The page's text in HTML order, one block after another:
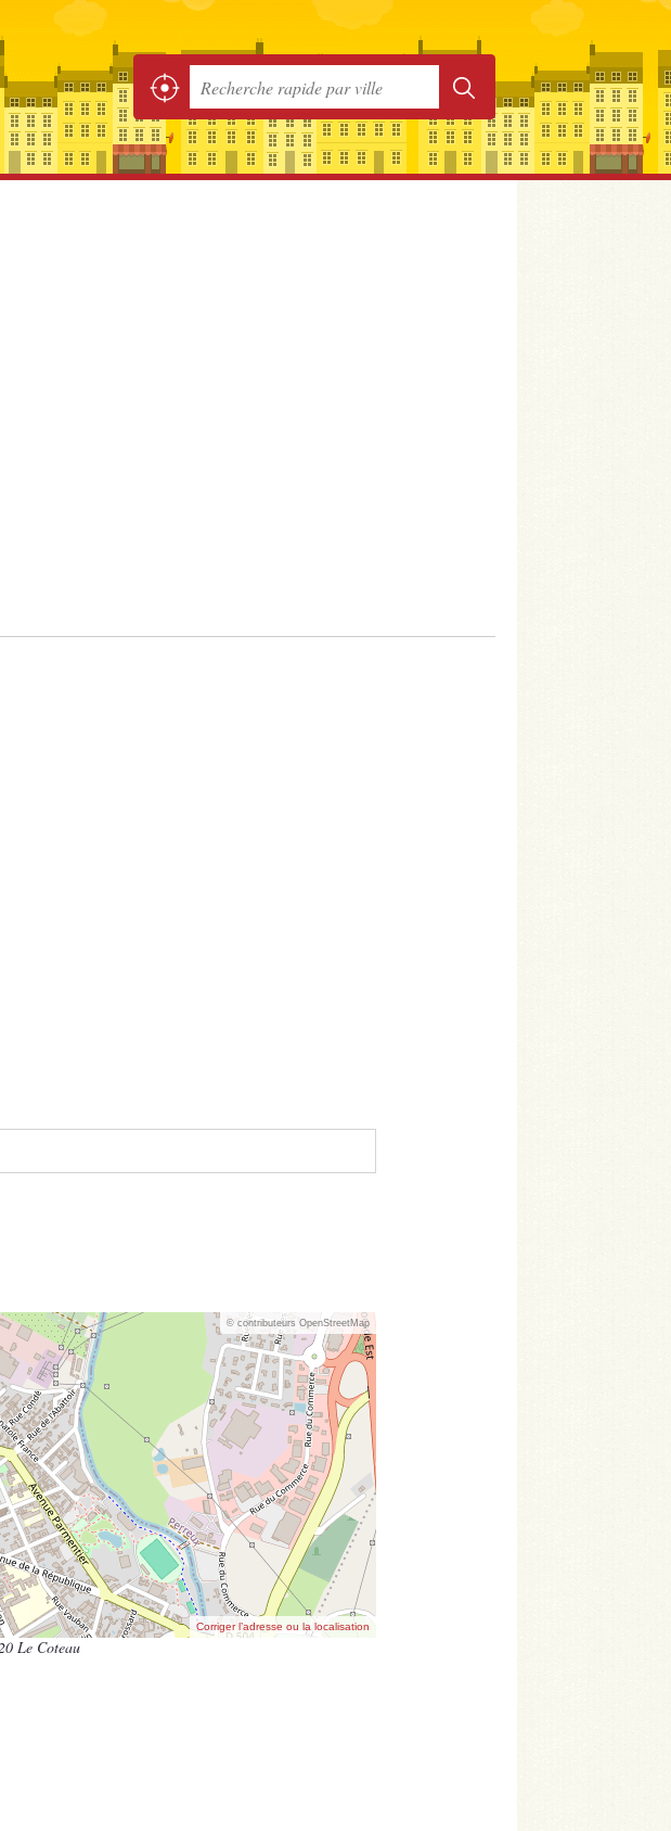
© contributeurs OpenStreetMap
Corriger l’adresse ou la localisation
Le Coteau